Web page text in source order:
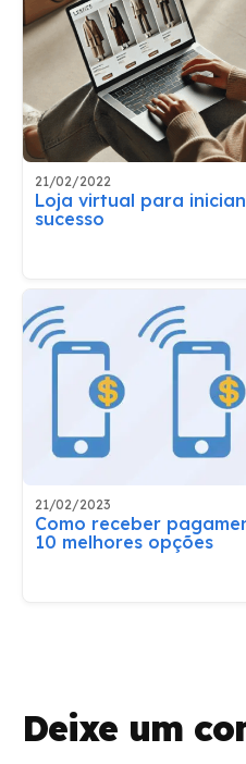
21/02/2022
Loja virtual para
sucesso
21/02/2023
Como receber
10 melhores opções
Deixe um